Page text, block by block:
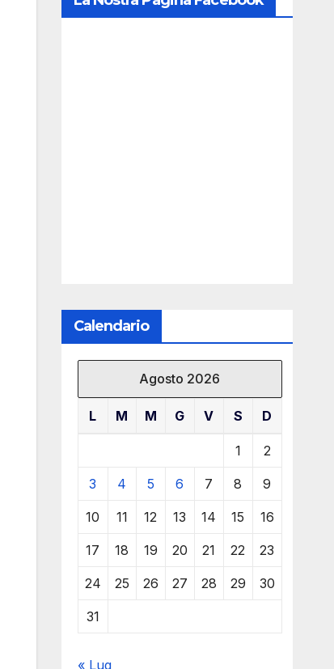
Calendario
Agosto 2026
L M M G V S D
1 2
3 4 5 6 7 8 9
10 11 12 13 14 15 16
17 18 19 20 21 22 23
24 25 26 27 28 29 30
31
« Lug